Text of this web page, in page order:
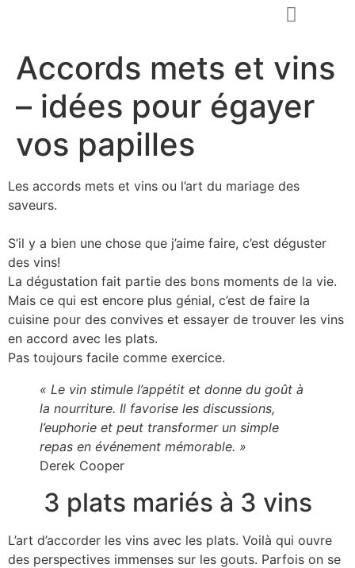
Accords mets et vins
– idées pour égayer
vos papilles
Les accords mets et vins ou l’art du mariage des
saveurs.
S’il y a bien une chose que j’aime faire, c’est déguster
des vins!
La dégustation fait partie des bons moments de la vie.
Mais ce qui est encore plus génial, c’est de faire la
cuisine pour des convives et essayer de trouver les vins
en accord avec les plats.
Pas toujours facile comme exercice.
« Le vin stimule l’appétit et donne du goût à
la nourriture. Il favorise les discussions,
l’euphorie et peut transformer un simple
repas en événement mémorable. »
Derek Cooper
3 plats mariés à 3 vins
L’art d’accorder les vins avec les plats. Voilà qui ouvre
des perspectives immenses sur les gouts. Parfois on se